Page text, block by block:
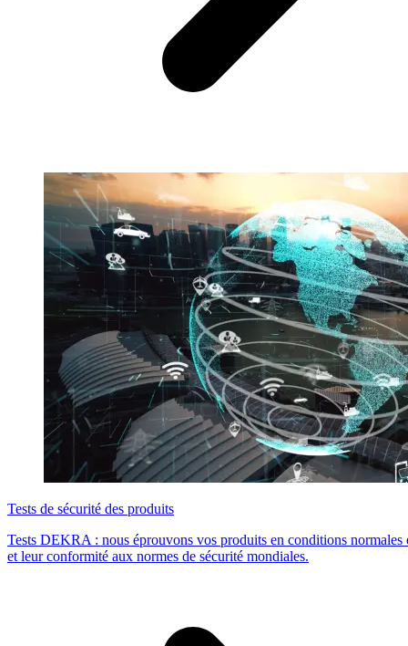
Tests de sécurité des produits
Tests DEKRA : nous éprouvons vos produits en conditions
et leur conformité aux normes de sécurité mondiales.